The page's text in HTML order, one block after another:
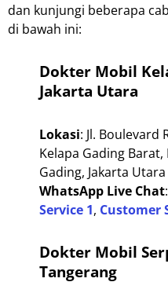
dan kunjungi beberapa
di bawah ini:
Dokter Mobil
Jakarta Utara
Lokasi: Jl. Boulevard
Kelapa Gading Barat,
Gading, Jakarta Utara
WhatsApp Live Chat:
Service 1, Customer
Dokter Mobil
Tangerang